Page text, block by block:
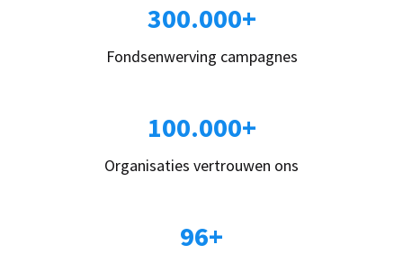
300.000+
Fondsenwerving campagnes
100.000+
Organisaties vertrouwen ons
96+